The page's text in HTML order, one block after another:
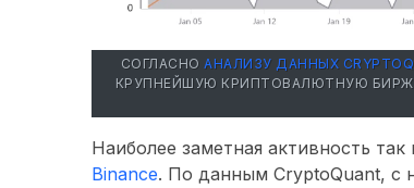
СОГЛАСНОАНАЛИЗУ ДАННЫХ
КРУПНЕЙШУЮ КРИПТОВАЛЮТНУЮ
Наиболее заметная активность
Binance. По данным CryptoQuant, с